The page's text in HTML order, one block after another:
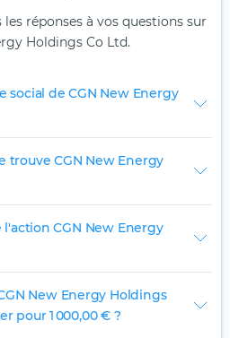
réponses à vos questions sur
Holdings Co Ltd.
social de CGN New Energy
trouve CGN New Energy
CGN New Energy
New Energy Holdings
pour 1 000,00 € ?